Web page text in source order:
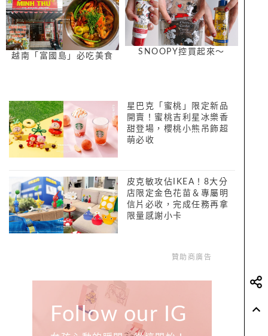
越南「富國島」必吃美食 SNOOPY控買起來～
星巴克「蜜桃」限定新品
開賣！蜜桃吉利星冰樂香
甜登場，櫻桃小熊吊飾超
萌必收
皮克敏攻佔IKEA！8大分
店限定金色花苗＆專屬明
信片必收，完成任務再拿
限量感謝小卡
贊助商廣告
Follow our IG